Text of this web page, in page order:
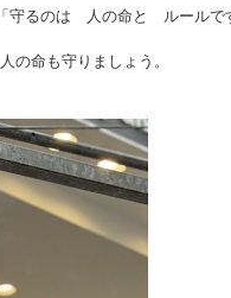
守るのは 人の命と ルールで
の命も守りましょう。